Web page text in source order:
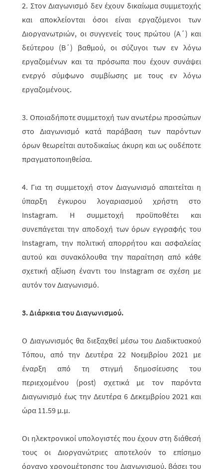
2. Στον Διαγωνισμό δεν έχουν δικαίωμα συμμετοχής
και αποκλείονται όσοι είναι εργαζόμενοι των
Διοργανωτριών, οι συγγενείς τους πρώτου (Α΄) και
δεύ­τε­ρου (Β΄) βαθμού, οι σύζυγοι των εν λόγω
εργαζομένων και τα πρόσωπα που έχουν συνάψει
ενεργό σύμφωνο συμβίωσης με τους εν λόγω
εργαζομένους.
3. Οποιαδήποτε συμμετοχή των ανωτέρω προσώπων
στο Διαγωνισμό κατά παράβαση των παρόντων
όρων θεωρείται αυτοδικαίως άκυρη και ως ουδέ­ποτε
πραγματοποιηθείσα.
4. Για τη συμμετοχή στον Διαγωνισμό απαιτείται η
ύπαρξη έγκυρου λογα­ρια­σμού χρήστη στο
Instagram. Η συμμετοχή προϋποθέτει και
συνεπάγεται την αποδοχή των όρων εγγραφής του
Instagram, την πολιτική απορρήτου και ασφα­λείας
αυτού και συνακόλουθα την παραί­τηση από κάθε
σχετική αξίωση έναντι του Instagram σε σχέση με
αυτόν τον Διαγωνισμό.
3. Διάρκεια του Διαγωνισμού.
Ο Διαγωνισμός θα διεξαχθεί μέσω του Διαδικτυακού
Τόπου, από την Δευτέρα 22 Νοεμβρίου 2021 με
έναρξη από τη στιγμή δημοσίευσης του
περιεχομένου (post) σχετικά με τον παρόντα
Διαγωνισμό έως την Δευτέρα 6 Δεκεμβρίου 2021 και
ώρα 11.59 μ.μ.
Οι ηλεκτρονικοί υπολογιστές που έχουν στη διάθεσή
τους οι Διοργανώτριες αποτελούν το επίσημο
όργανο χρονομέτρησης του Διαγωνισμού, βάσει του